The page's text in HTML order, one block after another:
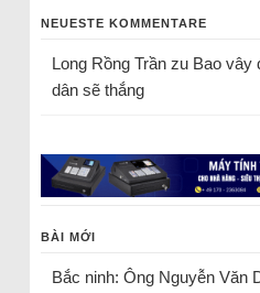
NEUESTE KOMMENTARE
Long Rồng Trầnzu Bao vây
dân sẽ thắng
BÀI MỚI
Bắc ninh: Ông Nguyễn Văn